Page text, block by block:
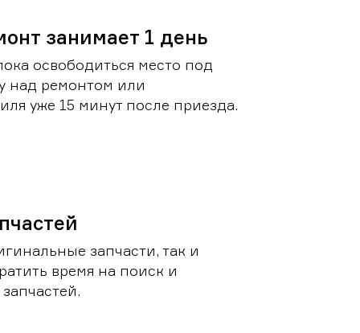
занимает 1 день
освободиться место под
над ремонтом или
уже 15 минут после приезда.
запчасти, так и
время на поиск и